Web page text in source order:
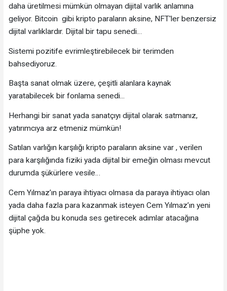
daha üretilmesi mümkün olmayan dijital varlık anlamına
geliyor. Bitcoin gibi kripto paraların aksine, NFT'ler benzersiz
dijital varlıklardır. Dijital bir tapu senedi…
Sistemi pozitife evrimleştirebilecek bir terimden
bahsediyoruz.
Başta sanat olmak üzere, çeşitli alanlara kaynak
yaratabilecek bir fonlama senedi...
Herhangi bir sanat yada sanatçıyı dijital olarak satmanız,
yatırımcıya arz etmeniz mümkün!
Satılan varlığın karşılığı kripto paraların aksine var , verilen
para karşılığında fiziki yada dijital bir emeğin olması mevcut
durumda şükürlere vesile…
Cem Yılmaz’ın paraya ihtiyacı olmasa da paraya ihtiyacı olan
yada daha fazla para kazanmak isteyen Cem Yılmaz’ın yeni
dijital çağda bu konuda ses getirecek adımlar atacağına
şüphe yok.